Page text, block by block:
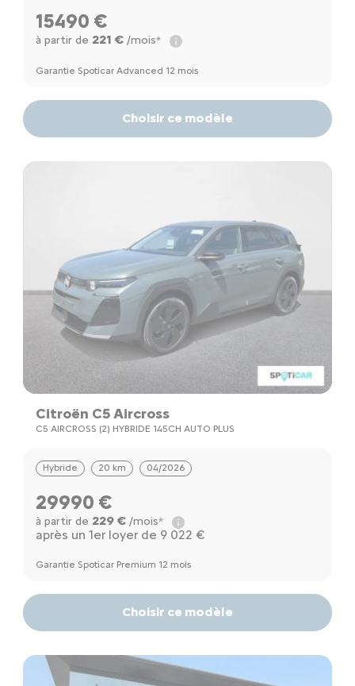
15490 €
à partir de 221 €/mois*
Garantie Spoticar Advanced 12 mois
Choisir ce modèle
Citroën C5 Aircross
C5 AIRCROSS (2) HYBRIDE 145CH AUTO PLUS
Hybride 20 km 04/2026
29990 €
à partir de 229 €/mois*
après un 1er loyer de 9 022 €
Garantie Spoticar Premium 12 mois
Choisir ce modèle